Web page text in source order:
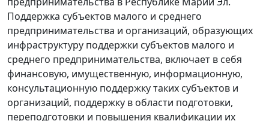
Поддержка субъектов малого и среднего
предпринимательства и организаций, образующих
инфраструктуру поддержки субъектов малого и
среднего предпринимательства, включает в себя
финансовую, имущественную, информационную,
консультационную поддержку таких субъектов и
организаций, поддержку в области подготовки,
переподготовки и повышения квалификации их